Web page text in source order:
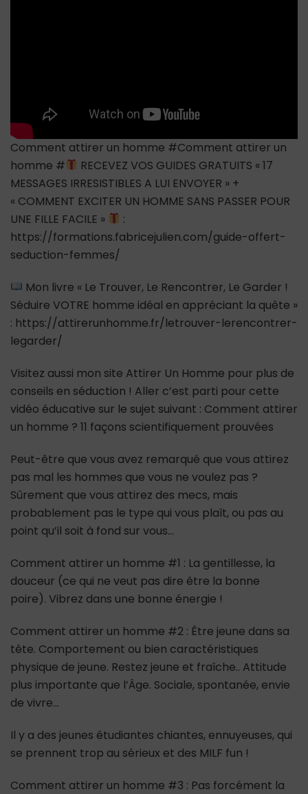
Comment attirer un homme #Comment attirer un
homme #
RECEVEZ VOS GUIDES GRATUITS « 17
MESSAGES IRRESISTIBLES A LUI ENVOYER » +
« COMMENT EXCITER UN HOMME SANS PASSER POUR
UNE FILLE FACILE »
:
https://formations.fabricejulien.com/guide-offert-
seduction-femmes/
Mon livre « Le Trouver, Le Rencontrer, Le Garder !
Séduire VOTRE homme idéal en appréciant la quête »
: https://attirerunhomme.fr/letrouver-lerencontrer-
legarder/
Visitez aussi mon site Attirer Un Homme pour plus de
conseils en séduction ! Aller c’est parti pour cette
vidéo éducative sur le sujet suivant : Comment attirer
un homme ? 11 façons scientifiquement prouvées
Peut-être que vous avez remarqué que vous attirez
pas mal les hommes que vous ne voulez pas ?
Sûrement que vous attirez des mecs, mais
probablement pas le type qui vous plaît, ou pas au
point qu’il soit à fond sur vous…
Comment attirer un homme #1 : La gentillesse, la
douceur (ce qui ne veut pas dire être la bonne
poire). Vibrez dans une bonne énergie !
Comment attirer un homme #2 : Être jeune dans sa
tête. Comportement ou bien caractéristiques
physique de jeune. Restez jeune et fraîche.. Attitude
plus importante que l’Âge. Sociale, spontanée, envie
de vivre…
Il y a des jeunes étudiantes chiantes, ennuyeuses, qui
se prennent trop au sérieux et des MILF fun !
Comment attirer un homme #3 : Pas forcément la